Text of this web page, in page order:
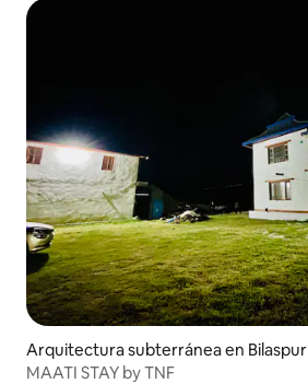
Arquitectura subterránea en Bilaspur
MAATI STAY by TNF